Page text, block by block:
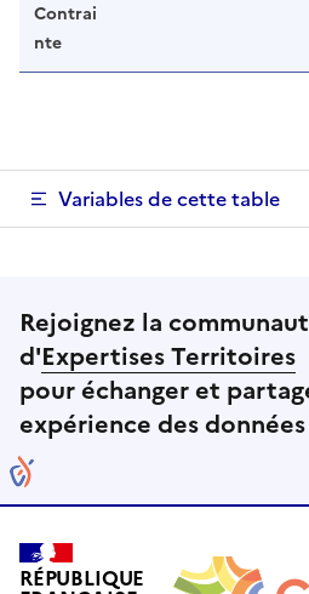
Contrai
nte
Variables de cette table
Rejoignez la
d'Expertises Territoires
pour échanger et
expérience des
RÉPUBLIQUE